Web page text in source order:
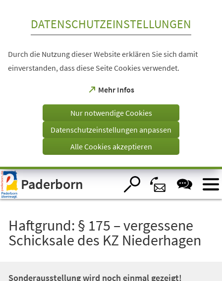
Visuelle
Assistenzsoftware
öffnen.
DATENSCHUTZEINSTELLUNGEN
Durch die Nutzung dieser Website erklären Sie sich damit
einverstanden, dass diese Seite Cookies verwendet.
Mehr Infos
(Öffnet
einem
Tab)
Nur notwendige Cookies
Datenschutzeinstellungen anpassen
Alle Cookies akzeptieren
Paderborn
Haftgrund: § 175 – vergessene
Schicksale des KZ Niederhagen
Sonderausstellung wird noch einmal gezeigt!